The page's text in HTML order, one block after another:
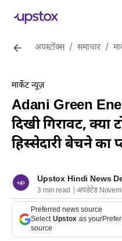
अपस्टॉक्स / समाचार /
मार्केट न्यूज़
Adani Green
दिखी गिरावट, क्या
हिस्सेदारी बेचने का
Upstox Hindi News
3 min read | अपडेटेड
Preferred news source
Select Upstox as your
source